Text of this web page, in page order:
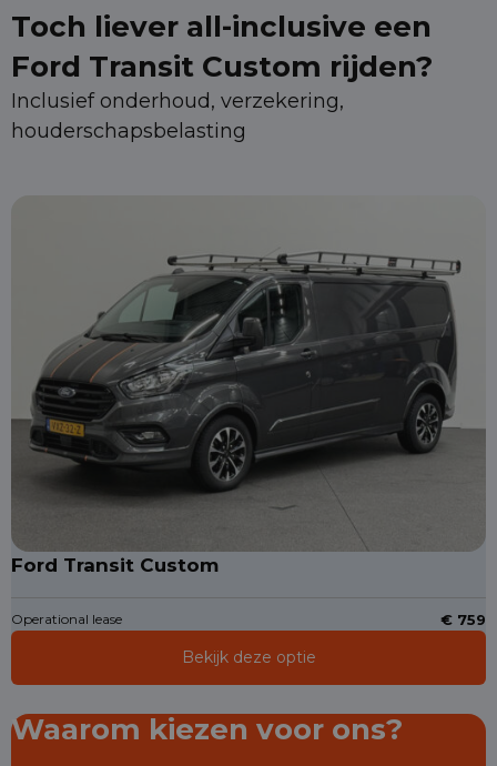
Toch liever all-inclusive een
Ford Transit Custom rijden?
Inclusief onderhoud, verzekering,
houderschapsbelasting
Ford Transit Custom
Operational lease € 759
Bekijk deze optie
Waarom kiezen voor ons?